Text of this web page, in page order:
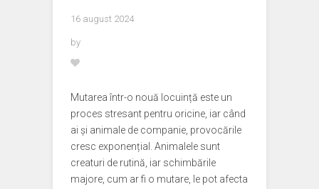
16 august 2024
by
Mutarea într-o nouă locuință este un
proces stresant pentru oricine, iar când
ai și animale de companie, provocările
cresc exponențial. Animalele sunt
creaturi de rutină, iar schimbările
majore, cum ar fi o mutare, le pot afecta